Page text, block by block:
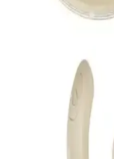
İki Bluetooth Bağlantısı
zenginleştirir ve çeşitli cihazlar
Sony WH-CH500
Uzun Pil Ömrü ile
Sony WH-CH500, hafif
bağlantısıyla günlük kullanımda
AirPods Şarj Etme